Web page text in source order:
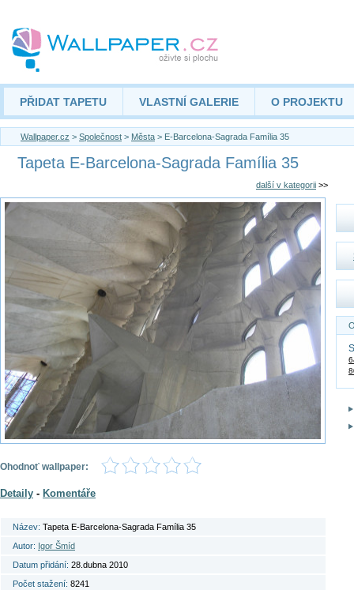
PŘIDAT TAPETU VLASTNÍ GALERIE O PROJEKTU
Wallpaper.cz > Společnost > Města > E-Barcelona-Sagrada Família 35
Tapeta E-Barcelona-Sagrada Família 35
další v kategorii >>
Ohodnoť wallpaper:
Detaily - Komentáře
Název: Tapeta E-Barcelona-Sagrada Família 35
Autor: Igor Šmíd
Datum přidání: 28.dubna 2010
Počet stažení: 8241